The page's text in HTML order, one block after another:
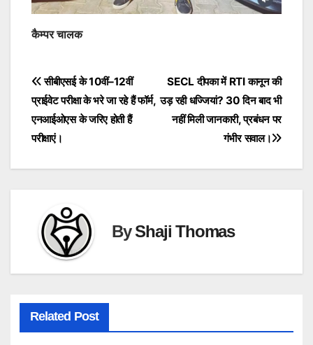
कैम्पर चालक
Post
navigation
SECL दीपका में RTI कानून की
उड़ रही धज्जियां? 30 दिन बाद भी
नहीं मिली जानकारी, प्रबंधन पर
गंभीर सवाल।
सीबीएसई के 10वीं–12वीं
प्राईवेट परीक्षा के भरे जा रहे हैं फॉर्म,
एनआईओएस के जरिए होती हैं
परीक्षाएं।
ByShaji Thomas
Related Post